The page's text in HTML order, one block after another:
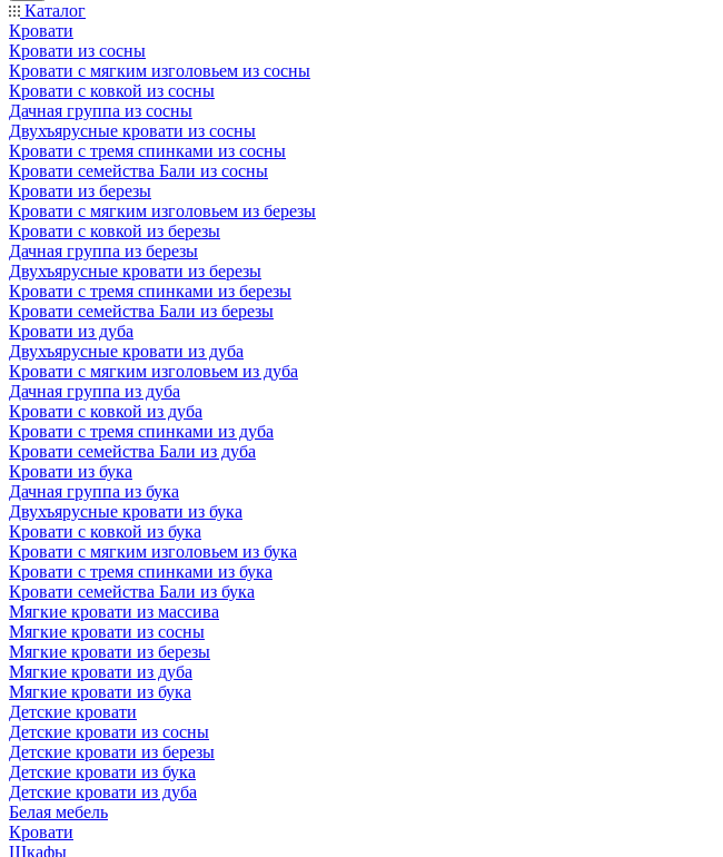
Каталог
Кровати
Кровати из сосны
Кровати с мягким изголовьем из сосны
Кровати с ковкой из сосны
Дачная группа из сосны
Двухъярусные кровати из сосны
Кровати с тремя спинками из сосны
Кровати семейства Бали из сосны
Кровати из березы
Кровати с мягким изголовьем из березы
Кровати с ковкой из березы
Дачная группа из березы
Двухъярусные кровати из березы
Кровати с тремя спинками из березы
Кровати семейства Бали из березы
Кровати из дуба
Двухъярусные кровати из дуба
Кровати с мягким изголовьем из дуба
Дачная группа из дуба
Кровати с ковкой из дуба
Кровати с тремя спинками из дуба
Кровати семейства Бали из дуба
Кровати из бука
Дачная группа из бука
Двухъярусные кровати из бука
Кровати с ковкой из бука
Кровати с мягким изголовьем из бука
Кровати с тремя спинками из бука
Кровати семейства Бали из бука
Мягкие кровати из массива
Мягкие кровати из сосны
Мягкие кровати из березы
Мягкие кровати из дуба
Мягкие кровати из бука
Детские кровати
Детские кровати из сосны
Детские кровати из березы
Детские кровати из бука
Детские кровати из дуба
Белая мебель
Кровати
Шкафы